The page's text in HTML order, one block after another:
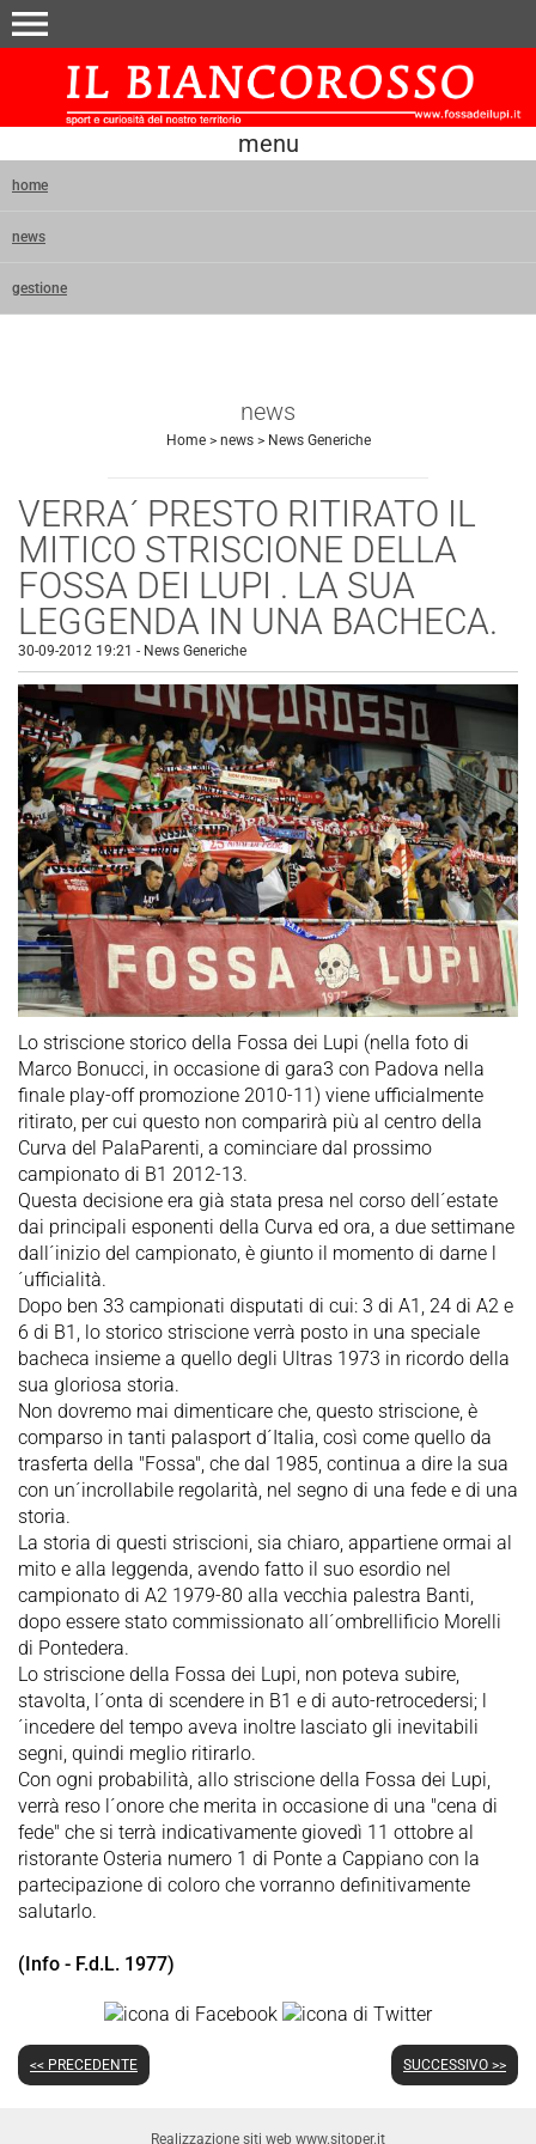
menu
menu
home
news
gestione
news
Home> news> News Generiche
VERRA´ PRESTO RITIRATO IL
MITICO STRISCIONE DELLA
FOSSA DEI LUPI . LA SUA
LEGGENDA IN UNA BACHECA.
30-09-2012 19:21 - News Generiche
Lo striscione storico della Fossa dei Lupi (nella foto di
Marco Bonucci, in occasione di gara3 con Padova nella
finale play-off promozione 2010-11) viene ufficialmente
ritirato, per cui questo non comparirà più al centro della
Curva del PalaParenti, a cominciare dal prossimo
campionato di B1 2012-13.
Questa decisione era già stata presa nel corso dell´estate
dai principali esponenti della Curva ed ora, a due settimane
dall´inizio del campionato, è giunto il momento di darne l
´ufficialità.
Dopo ben 33 campionati disputati di cui: 3 di A1, 24 di A2 e
6 di B1, lo storico striscione verrà posto in una speciale
bacheca insieme a quello degli Ultras 1973 in ricordo della
sua gloriosa storia.
Non dovremo mai dimenticare che, questo striscione, è
comparso in tanti palasport d´Italia, così come quello da
trasferta della "Fossa", che dal 1985, continua a dire la sua
con un´incrollabile regolarità, nel segno di una fede e di una
storia.
La storia di questi striscioni, sia chiaro, appartiene ormai al
mito e alla leggenda, avendo fatto il suo esordio nel
campionato di A2 1979-80 alla vecchia palestra Banti,
dopo essere stato commissionato all´ombrellificio Morelli
di Pontedera.
Lo striscione della Fossa dei Lupi, non poteva subire,
stavolta, l´onta di scendere in B1 e di auto-retrocedersi; l
´incedere del tempo aveva inoltre lasciato gli inevitabili
segni, quindi meglio ritirarlo.
Con ogni probabilità, allo striscione della Fossa dei Lupi,
verrà reso l´onore che merita in occasione di una "cena di
fede" che si terrà indicativamente giovedì 11 ottobre al
ristorante Osteria numero 1 di Ponte a Cappiano con la
partecipazione di coloro che vorranno definitivamente
salutarlo.
(Info - F.d.L. 1977)
<< PRECEDENTE SUCCESSIVO >>
Realizzazione siti web www.sitoper.it